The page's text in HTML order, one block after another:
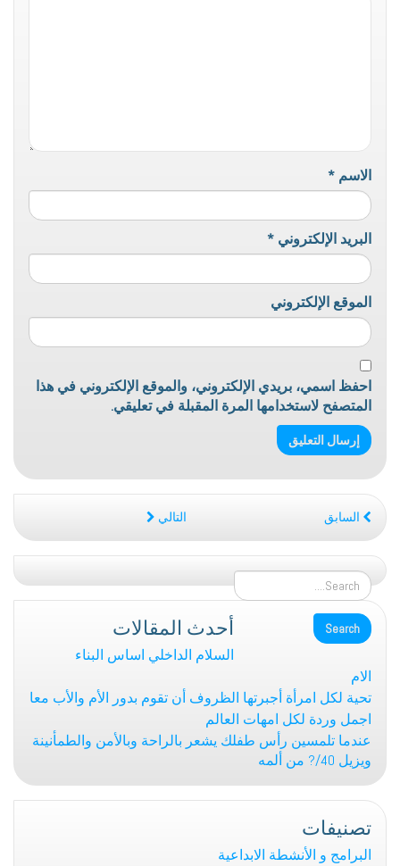
الاسم *
البريد الإلكتروني *
الموقع الإلكتروني
احفظ اسمي، بريدي الإلكتروني، والموقع الإلكتروني في هذا
المتصفح لاستخدامها المرة المقبلة في تعليقي.
السابق التالي
أحدث المقالات
السلام الداخلي اساس البناء
الام
تحية لكل امرأة أجبرتها الظروف أن تقوم بدور الأم والأب معا
اجمل وردة لكل امهات العالم
عندما تلمسين رأس طفلك يشعر بالراحة وبالأمن والطمأنينة
ويزيل 40/? من ألمه
تصنيفات
البرامج و الأنشطة الابداعية